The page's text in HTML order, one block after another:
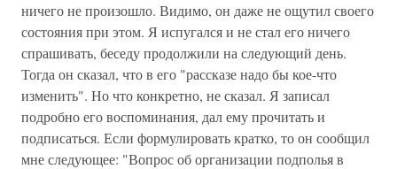
ничего не произошло. Видимо, он даже не ощутил своего
состояния при этом. Я испугался и не стал его ничего
спрашивать, беседу продолжили на следующий день.
Тогда он сказал, что в его "рассказе надо бы кое-что
изменить". Но что конкретно, не сказал. Я записал
подробно его воспоминания, дал ему прочитать и
подписаться. Если формулировать кратко, то он сообщил
мне следующее: "Вопрос об организации подполья в